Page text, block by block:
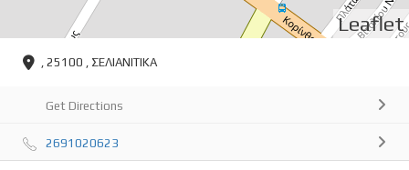
Leaflet
, 25100 , ΣΕΛΙΑΝΙΤΙΚΑ
Get Directions
2691020623